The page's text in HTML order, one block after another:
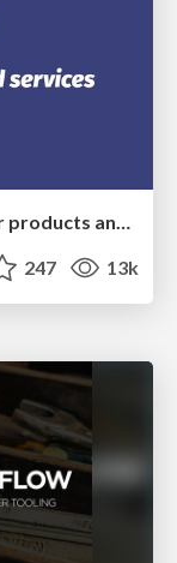
What's in a price? How to price your products and services
247 13k